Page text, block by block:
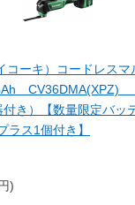
コーキ）コードレスマ
CV36DMA(XPZ)
付き）【数量限定バッ
ラス1個付き】
)